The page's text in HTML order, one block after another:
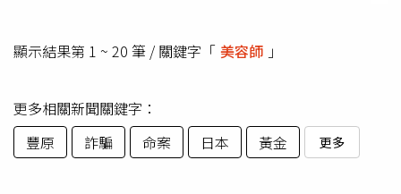
顯示結果第 1 ~ 20 筆 / 關鍵字「 美容師 」
更多相關新聞關鍵字：
豐原
詐騙 命案 日本 黃金 更多